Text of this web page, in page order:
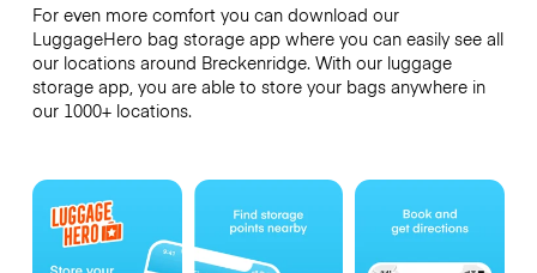
For even more comfort you can download our
LuggageHero bag storage app where you can easily see all
our locations around Breckenridge. With our luggage
storage app, you are able to store your bags anywhere in
our 1000+ locations.